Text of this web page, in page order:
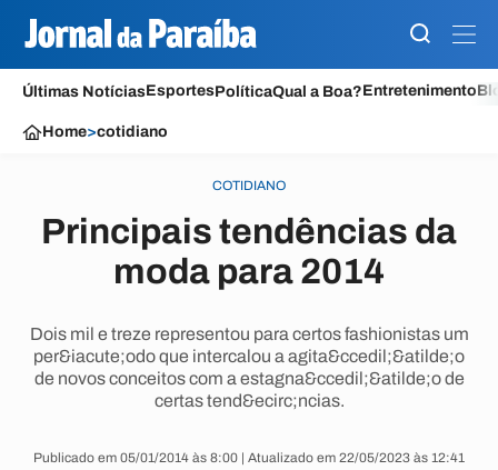
Últimas NotíciasEsportesPolíticaQual a Boa?Entretenimento
Home>cotidiano
COTIDIANO
Principais tendências da
moda para 2014
Dois mil e treze representou para certos fashionistas um
per&iacute;odo que intercalou a agita&ccedil;&atilde;o
de novos conceitos com a estagna&ccedil;&atilde;o de
certas tend&ecirc;ncias.
Publicado em 05/01/2014 às 8:00 | Atualizado em 22/05/2023 às 12:41